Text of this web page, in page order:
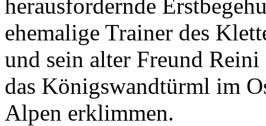
herausfordernde
ehemalige Trainer des
und sein alter Freund
das Königswandtürml im
Alpen erklimmen.